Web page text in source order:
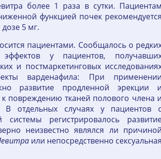
более 1 раза в сутки. Пациентам
функцией почек рекомендуется
5 мг.
пациентами. Сообщалось о
эффектов у пациентов,
и постмаркетинговых
варденафила: При применении
развитие продленной эрекции и
повреждению тканей полового члена и
В отдельных случаях у пациентов с
системы регистрировалось
неизвестно являлся ли причиной
или непосредственно сексуальная